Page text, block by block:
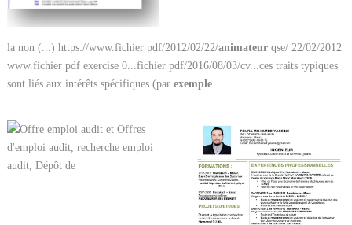
la non (...) https://www.fichier pdf/2012/02/22/animateurqse/ 22/02/2012
www.fichier pdf exercise 0...fichier pdf/2016/08/03/cv...ces traits typiques
sont liés aux intérêts spécifiques (par exemple...